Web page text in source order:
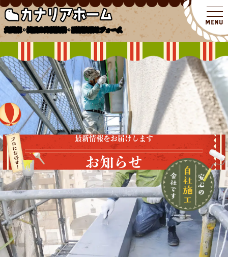
北関東・埼玉の外壁塗装・屋根塗装リフォーム
最新情報をお届けします
お知らせ